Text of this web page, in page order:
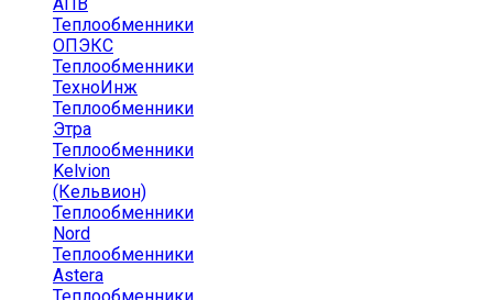
Теплообменники
ОПЭКС
Теплообменники
ТехноИнж
Теплообменники
Этра
Теплообменники
Kelvion
(Кельвион)
Теплообменники
Nord
Теплообменники
Astera
Теплообменники